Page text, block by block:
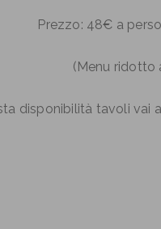
Prezzo: 48€ a
(Menu ridotto
disponibilità tavoli vai